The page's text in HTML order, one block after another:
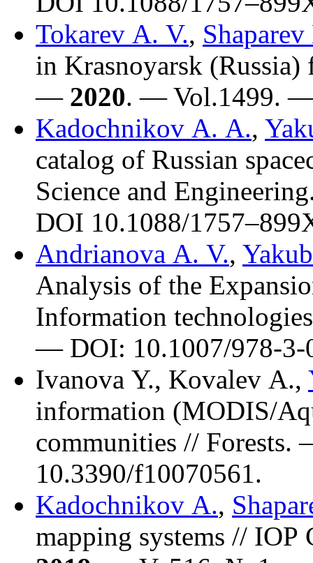
Tokarev A. V.,
in Krasnoyarsk (Russia)
— 2020. — Vol.1499. —
Kadochnikov A. A.,
catalog of Russian
Science and
DOI 10.1088/1757–899
Andrianova A. V.,
Analysis of the
Information
— DOI: 10.1007/978-3-
Ivanova Y., Kovalev A.,
information (MODIS/
communities //
10.3390/f10070561.
Kadochnikov A.,
mapping systems //